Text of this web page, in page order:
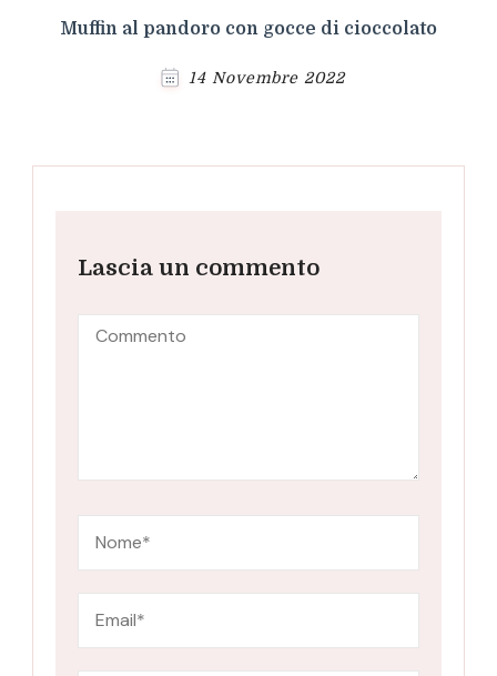
Muffin al pandoro con gocce di cioccolato
14 Novembre 2022
Lascia un commento